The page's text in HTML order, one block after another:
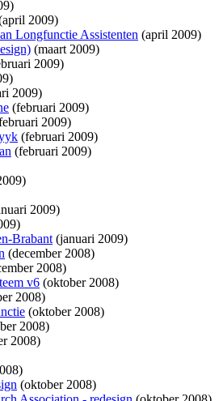
2009)
Longfunctie Assistenten (april 2009)
(maart 2009)
2009)
2009)
(februari 2009)
2009)
(februari 2009)
(februari 2009)
2009)
Brabant(januari 2009)
(december 2008)
2008)
v6 (oktober 2008)
2008)
(oktober 2008)
2008)
2008)
(oktober 2008)